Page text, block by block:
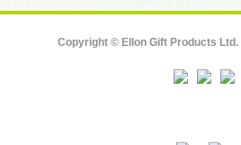
Copyright © Ellon Gift Products Ltd.